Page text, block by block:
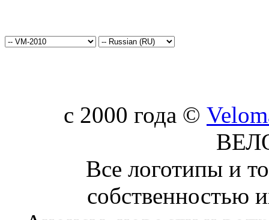
c 2000 года ©
Все логотипы и
собственностью